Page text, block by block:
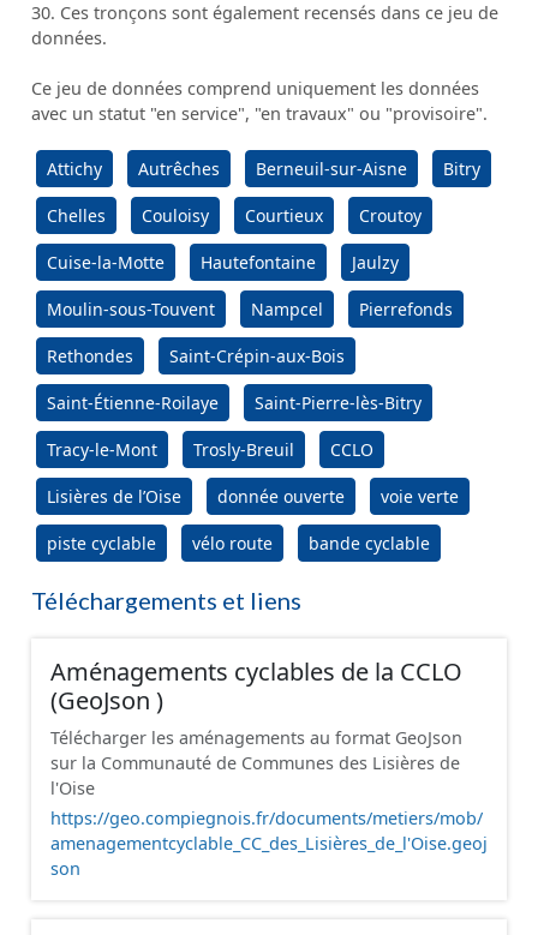
30. Ces tronçons sont également recensés dans ce jeu de
données.
Ce jeu de données comprend uniquement les données
avec un statut "en service", "en travaux" ou "provisoire".
Attichy Autrêches Berneuil-sur-Aisne Bitry
Chelles Couloisy Courtieux Croutoy
Cuise-la-Motte Hautefontaine Jaulzy
Moulin-sous-Touvent Nampcel Pierrefonds
Rethondes Saint-Crépin-aux-Bois
Saint-Étienne-Roilaye Saint-Pierre-lès-Bitry
Tracy-le-Mont Trosly-Breuil CCLO
Lisières de l’Oise donnée ouverte voie verte
piste cyclable vélo route bande cyclable
Téléchargements et liens
Aménagements cyclables de la CCLO
(GeoJson )
Télécharger les aménagements au format GeoJson
sur la Communauté de Communes des Lisières de
l'Oise
https://geo.compiegnois.fr/documents/metiers/mob/
amenagementcyclable_CC_des_Lisières_de_l'Oise.geoj
son